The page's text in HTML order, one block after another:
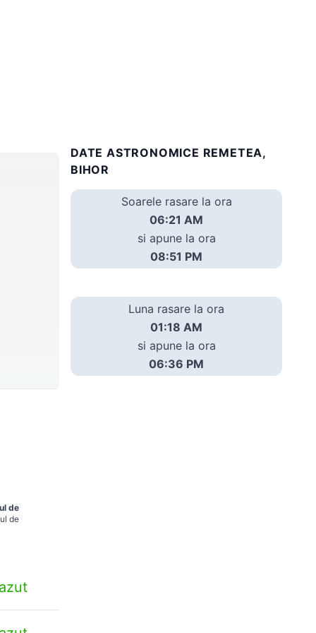
de
de
DATE ASTRONOMICE REMETEA,
BIHOR
Soarele rasare la ora
06:21 AM
si apune la ora
08:51 PM
Luna rasare la ora
01:18 AM
si apune la ora
06:36 PM